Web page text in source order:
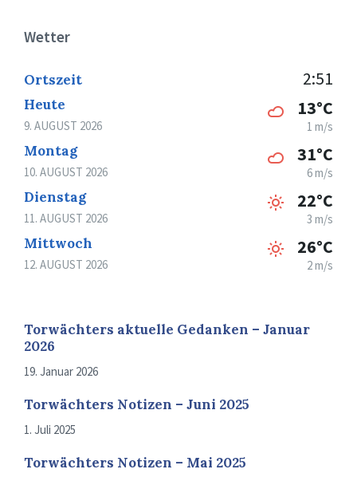
Wetter
Ortszeit 2:51
Heute
9. AUGUST 2026
13°C
1 m/s
Montag
10. AUGUST 2026
31°C
6 m/s
Dienstag
11. AUGUST 2026
22°C
3 m/s
Mittwoch
12. AUGUST 2026
26°C
2 m/s
Torwächters aktuelle Gedanken – Januar
2026
19. Januar 2026
Torwächters Notizen – Juni 2025
1. Juli 2025
Torwächters Notizen – Mai 2025